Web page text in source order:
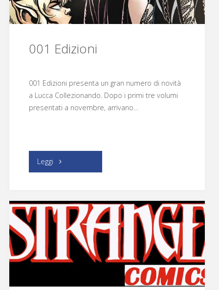
001 Edizioni
001 Edizioni presenta un gran numero di novità
a Lucca Collezionando. Dopo i primi tre volumi
presentati a novembre, arrivano…
Leggi "001